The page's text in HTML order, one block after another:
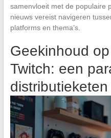
samenvloeit met de populaire
nieuws vereist navigeren
platforms en thema’s.
Geekinhoud
Twitch: een
distributieketen